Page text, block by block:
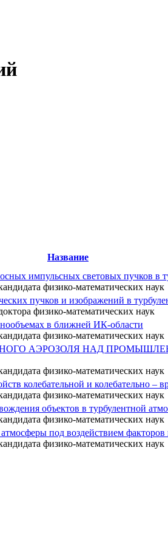
Название
импульсных световых пучков в
физико-математических наук
пучков и изображений в
физико-математических наук
в ближней ИК-области
физико-математических наук
АЭРОЗОЛЯ НАД
физико-математических наук
колебательной и колебательно –
физико-математических наук
объектов в турбулентной
физико-математических наук
под воздействием
физико-математических наук